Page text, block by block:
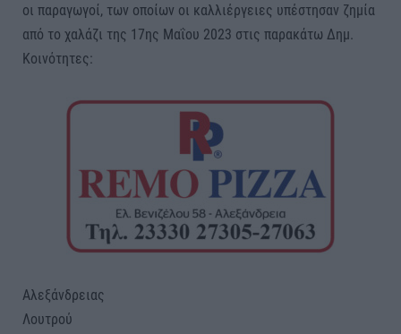
οι παραγωγοί, των οποίων οι καλλιέργειες υπέστησαν ζημία
από το χαλάζι της 17ης Μαΐου 2023 στις παρακάτω Δημ.
Κοινότητες:
Αλεξάνδρειας
Λουτρού